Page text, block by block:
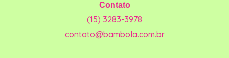
Contato
(15) 3283-3978
contato@bambola.com.br